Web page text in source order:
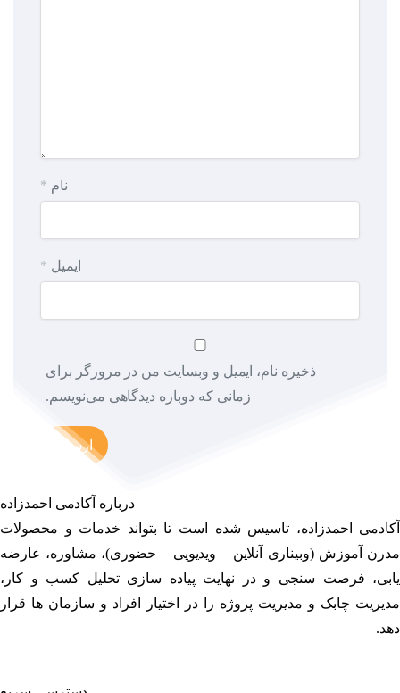
نام *
ایمیل *
ذخیره نام، ایمیل و وبسایت من در مرورگر برای
زمانی که دوباره دیدگاهی می‌نویسم.
درباره آکادمی احمدزاده
آکادمی احمدزاده، تاسیس شده است تا بتواند خدمات و محصولات
مدرن آموزش (وبیناری آنلاین – ویدیویی – حضوری)، مشاوره، عارضه
یابی، فرصت سنجی و در نهایت پیاده سازی تحلیل کسب و کار،
مدیریت چابک و مدیریت پروژه را در اختیار افراد و سازمان ها قرار
دهد.